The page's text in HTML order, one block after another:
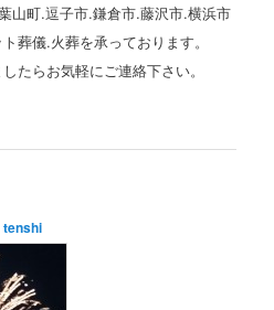
山町.逗子市.鎌倉市.藤沢市.横浜市
葬儀.火葬を承っております。
たらお気軽にご連絡下さい。
tenshi